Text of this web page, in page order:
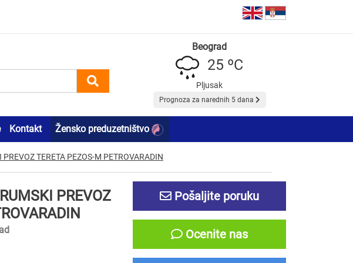
Beograd
25 ºC
Pljusak
Prognoza za narednih 5 dana
Kontakt Žensko preduzetništvo
TERETA PEZOS-M PETROVARADIN
PREVOZ
Pošaljite poruku
Ocenite nas